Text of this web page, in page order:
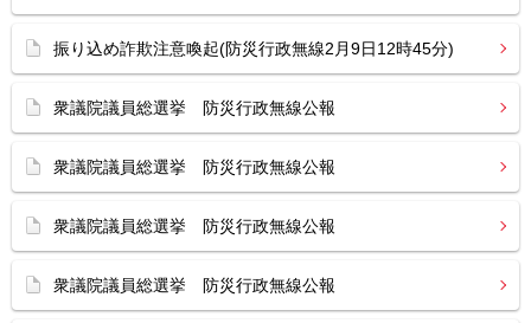
振り込め詐欺注意喚起(防災行政無線2月9日12時45分)
衆議院議員総選挙 防災行政無線公報
衆議院議員総選挙 防災行政無線公報
衆議院議員総選挙 防災行政無線公報
衆議院議員総選挙 防災行政無線公報